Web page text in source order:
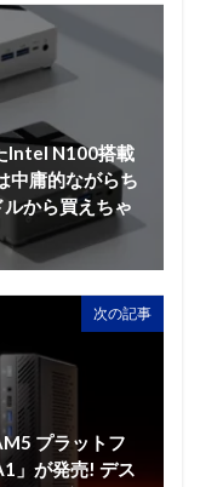
Intel N100搭載
中庸的ながらち
から買えちゃ
次の記事
プラットフ
」が発売! デス